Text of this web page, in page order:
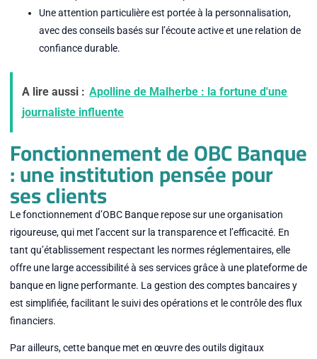
Une attention particulière est portée à la personnalisation,
avec des conseils basés sur l’écoute active et une relation de
confiance durable.
A lire aussi : Apolline de Malherbe : la fortune d'une
journaliste influente
Fonctionnement de OBC Banque
: une institution pensée pour
ses clients
Le fonctionnement d’OBC Banque repose sur une organisation
rigoureuse, qui met l’accent sur la transparence et l’efficacité. En
tant qu’établissement respectant les normes réglementaires, elle
offre une large accessibilité à ses services grâce à une plateforme de
banque en ligne performante. La gestion des comptes bancaires y
est simplifiée, facilitant le suivi des opérations et le contrôle des flux
financiers.
Par ailleurs, cette banque met en œuvre des outils digitaux